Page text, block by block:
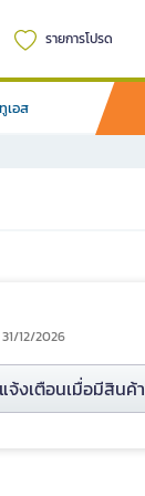
รายการโปรด
เอส
12/2026
แจ้งเตือนเมื่อมีสินค้า